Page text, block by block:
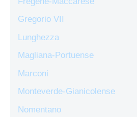
Gregorio VII
Lunghezza
Magliana-Portuense
Marconi
Monteverde-Gianicolense
Nomentano